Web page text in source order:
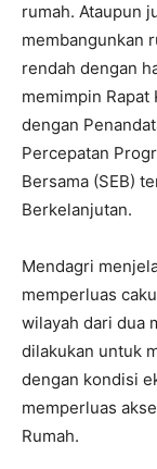
rumah. Ataupun
membangunkan
rendah dengan
memimpin Rapat
dengan
Percepatan
Bersama (SEB)
Berkelanjutan.
Mendagri
memperluas
wilayah dari dua
dilakukan untuk
dengan kondisi
memperluas
Rumah.